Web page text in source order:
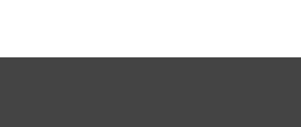
Warum gibt es immer noch